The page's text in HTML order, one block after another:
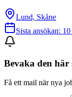
Lund, Skåne
Sista ansökan: 10
Bevaka den här
Få ett mail när nya